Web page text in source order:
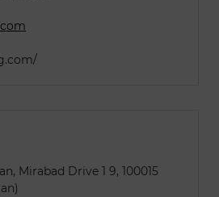
Mirabad Drive 1 9, 100015